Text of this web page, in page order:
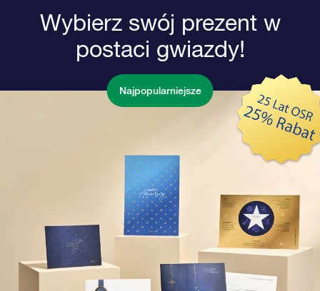
Wybierz swój prezent w
postaci gwiazdy!
Najpopularniejsze